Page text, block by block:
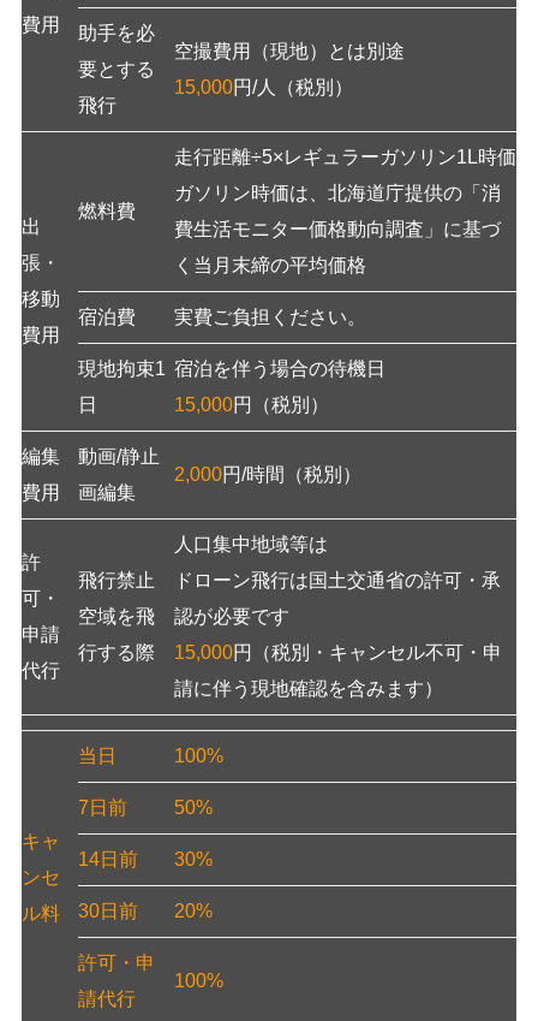
費用
助手を必
要とする
飛行
空撮費用（現地）とは別途
15,000円/人（税別）
出
張・
移動
費用
燃料費
走行距離÷5×レギュラーガソリン1L時価
ガソリン時価は、北海道庁提供の「消
費生活モニター価格動向調査」に基づ
く当月末締の平均価格
宿泊費 実費ご負担ください。
現地拘束1
日
宿泊を伴う場合の待機日
15,000円（税別）
編集
費用
動画/静止
画編集
2,000円/時間（税別）
許
可・
申請
代行
飛行禁止
空域を飛
行する際
人口集中地域等は
ドローン飛行は国土交通省の許可・承
認が必要です
15,000円（税別・キャンセル不可・申
請に伴う現地確認を含みます）
キャ
ンセ
ル料
当日 100%
7日前 50%
14日前 30%
30日前 20%
許可・申
請代行
100%